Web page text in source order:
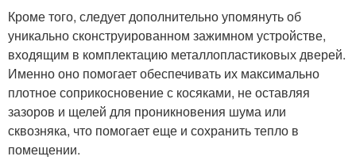
Кроме того, следует дополнительно упомянуть об
уникально сконструированном зажимном устройстве,
входящим в комплектацию металлопластиковых дверей.
Именно оно помогает обеспечивать их максимально
плотное соприкосновение с косяками, не оставляя
зазоров и щелей для проникновения шума или
сквозняка, что помогает еще и сохранить тепло в
помещении.